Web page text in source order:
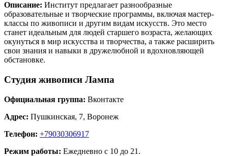
Описание: Институт предлагает разнообразные
образовательные и творческие программы, включая мастер-
классы по живописи и другим видам искусств. Это место
станет идеальным для людей старшего возраста, желающих
окунуться в мир искусства и творчества, а также расширить
свои знания и навыки в дружелюбной и вдохновляющей
обстановке​​​​.
Студия живописи Лампа
Официальная группа: Вконтакте
Адрес: Пушкинская, 7, Воронеж
Телефон: +79030306917
Режим работы: Ежедневно с 10 до 21.